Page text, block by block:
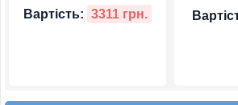
Вартість: 3311 грн.